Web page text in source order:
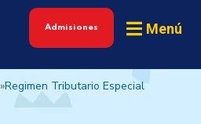
Admisiones Menú
»Regimen Tributario Especial